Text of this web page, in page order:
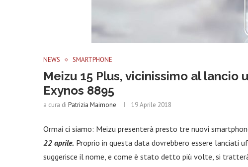
NEWS SMARTPHONE
Meizu 15 Plus, vicinissimo al lancio
Exynos 8895
a cura di Patrizia Maimone 19 Aprile 2018
Ormai ci siamo: Meizu presenterà presto tre nuovi
22 aprile. Proprio in questa data dovrebbero essere lanciati
suggerisce il nome, e come è stato detto più volte, si